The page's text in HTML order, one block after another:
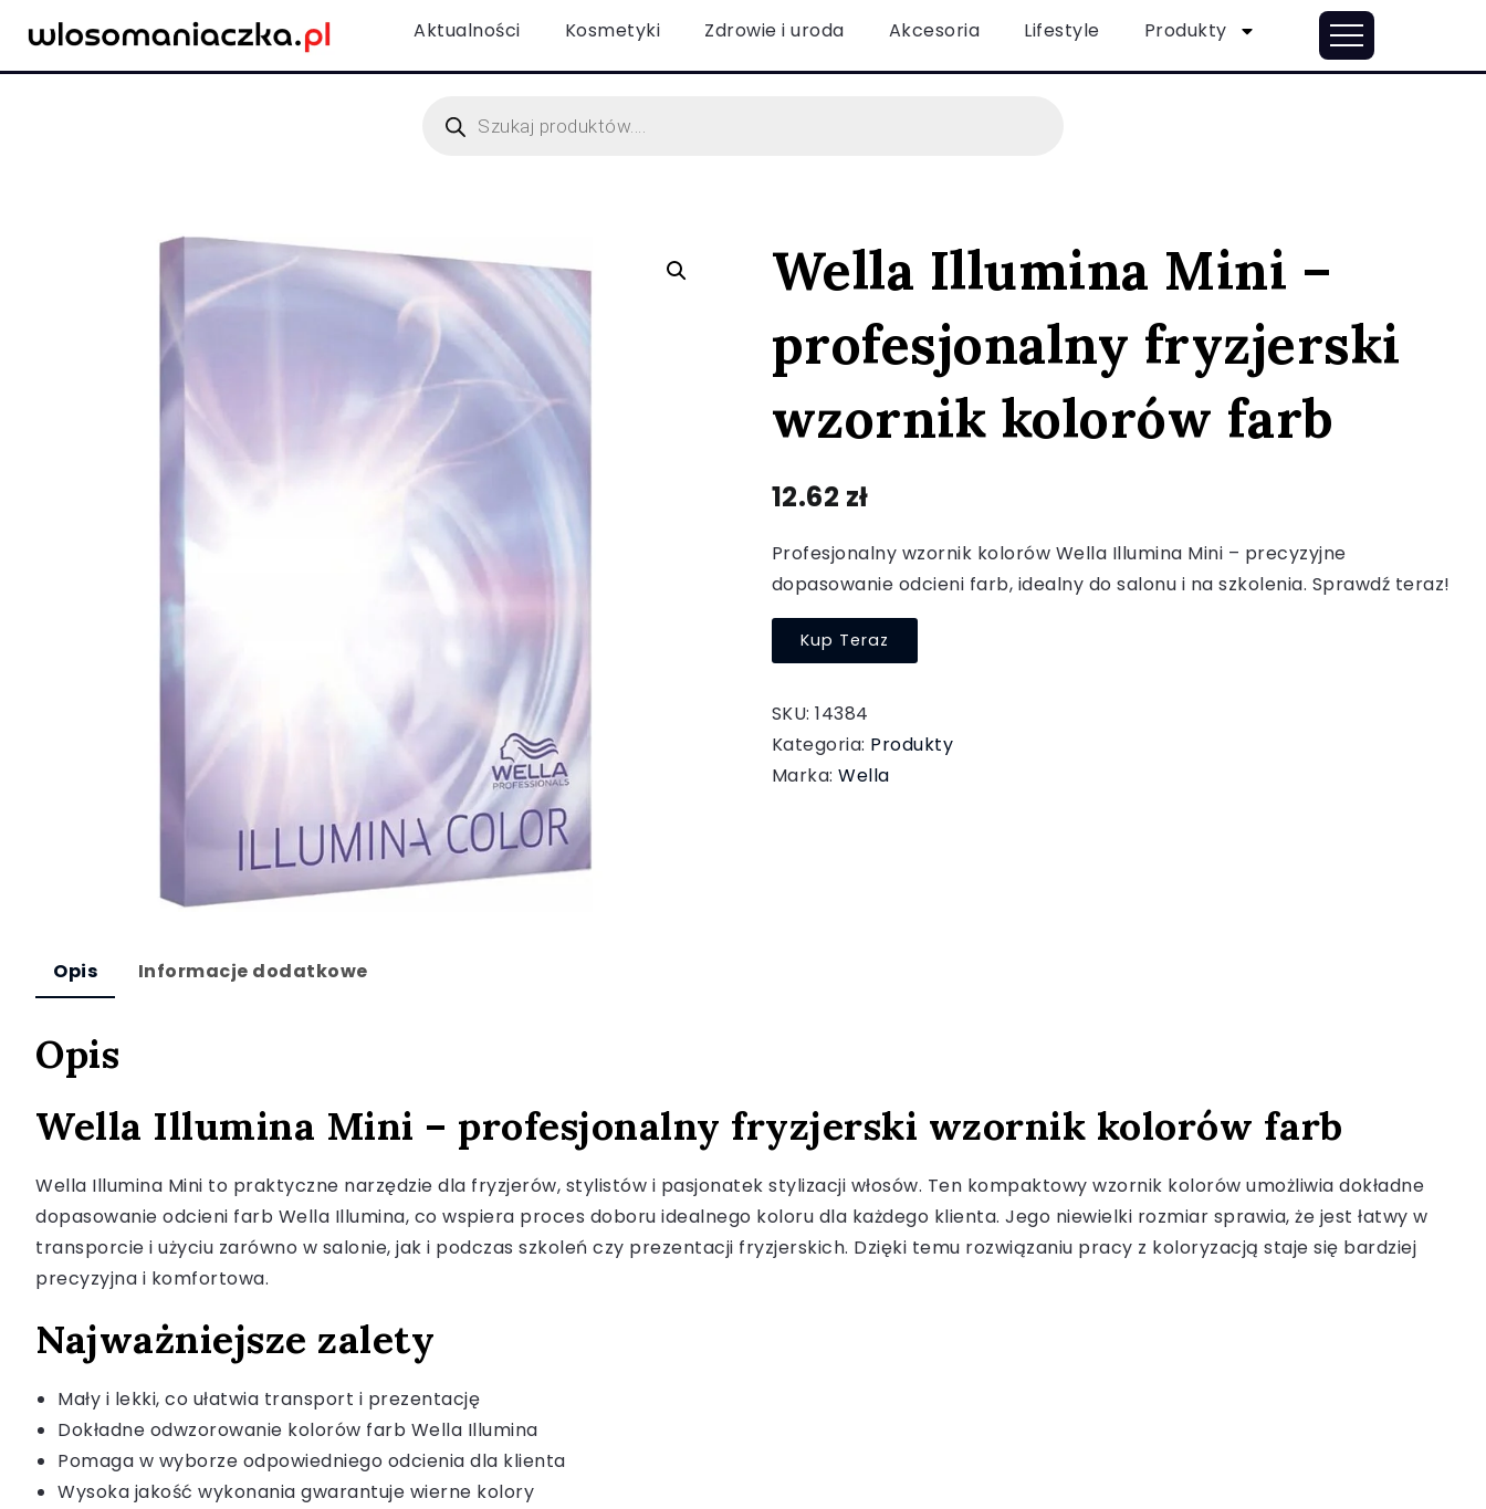
Aktualności Kosmetyki Zdrowie i uroda Akcesoria Lifestyle Produkty
Wella Illumina Mini –
profesjonalny fryzjerski
wzornik kolorów farb
12.62 zł
Profesjonalny wzornik kolorów Wella Illumina Mini – precyzyjne
dopasowanie odcieni farb, idealny do salonu i na szkolenia. Sprawdź teraz!
Kup Teraz
SKU:14384
Kategoria: Produkty
Marka:Wella
Opis Informacje dodatkowe
Opis
Wella Illumina Mini – profesjonalny fryzjerski wzornik kolorów farb
Wella Illumina Mini to praktyczne narzędzie dla fryzjerów, stylistów i pasjonatek stylizacji włosów. Ten kompaktowy wzornik kolorów umożliwia dokładne
dopasowanie odcieni farb Wella Illumina, co wspiera proces doboru idealnego koloru dla każdego klienta. Jego niewielki rozmiar sprawia, że jest łatwy w
transporcie i użyciu zarówno w salonie, jak i podczas szkoleń czy prezentacji fryzjerskich. Dzięki temu rozwiązaniu pracy z koloryzacją staje się bardziej
precyzyjna i komfortowa.
Najważniejsze zalety
Mały i lekki, co ułatwia transport i prezentację
Dokładne odwzorowanie kolorów farb Wella Illumina
Pomaga w wyborze odpowiedniego odcienia dla klienta
Wysoka jakość wykonania gwarantuje wierne kolory